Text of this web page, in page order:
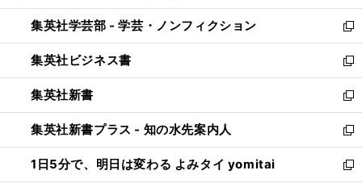
開
く
ウ
で
開
く
ン
ド
ウ
で
開
く
ウ
ィ
ン
ド
ウ
で
開
く
集英社学芸部 - 学芸・ノンフィクション
新
し
い
ウ
ィ
ン
ド
ウ
で
集英社ビジネス書
新
し
い
ウ
ィ
ン
ド
集英社新書
新
し
い
ウ
ィ
集英社新書プラス - 知の水先案内人
新
し
い
1日5分で、明日は変わる よみタイ yomitai
新